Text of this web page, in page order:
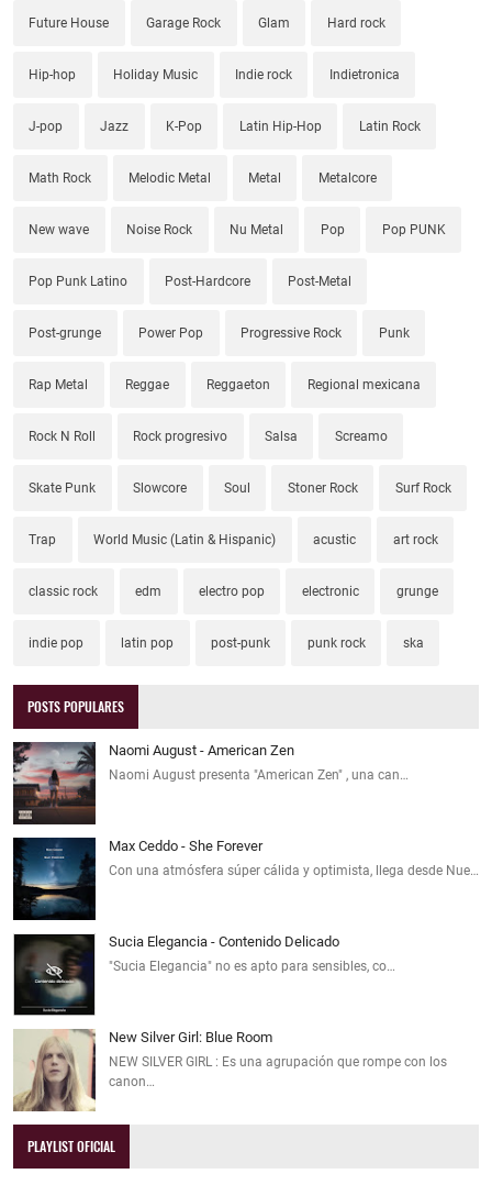
Future House Garage Rock Glam Hard rock
Hip-hop Holiday Music Indie rock Indietronica
J-pop Jazz K-Pop Latin Hip-Hop Latin Rock
Math Rock Melodic Metal Metal Metalcore
New wave Noise Rock Nu Metal Pop Pop PUNK
Pop Punk Latino Post-Hardcore Post-Metal
Post-grunge Power Pop Progressive Rock Punk
Rap Metal Reggae Reggaeton Regional mexicana
Rock N Roll Rock progresivo Salsa Screamo
Skate Punk Slowcore Soul Stoner Rock Surf Rock
Trap World Music (Latin & Hispanic) acustic art rock
classic rock edm electro pop electronic grunge
indie pop latin pop post-punk punk rock ska
POSTS POPULARES
Naomi August - American Zen
Naomi August presenta "American Zen" , una can…
Max Ceddo - She Forever
Con una atmósfera súper cálida y optimista, llega desde Nue…
Sucia Elegancia - Contenido Delicado
"Sucia Elegancia" no es apto para sensibles, co…
New Silver Girl: Blue Room
NEW SILVER GIRL : Es una agrupación que rompe con los
canon…
PLAYLIST OFICIAL